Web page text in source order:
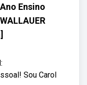
Ensino
Sou Carol